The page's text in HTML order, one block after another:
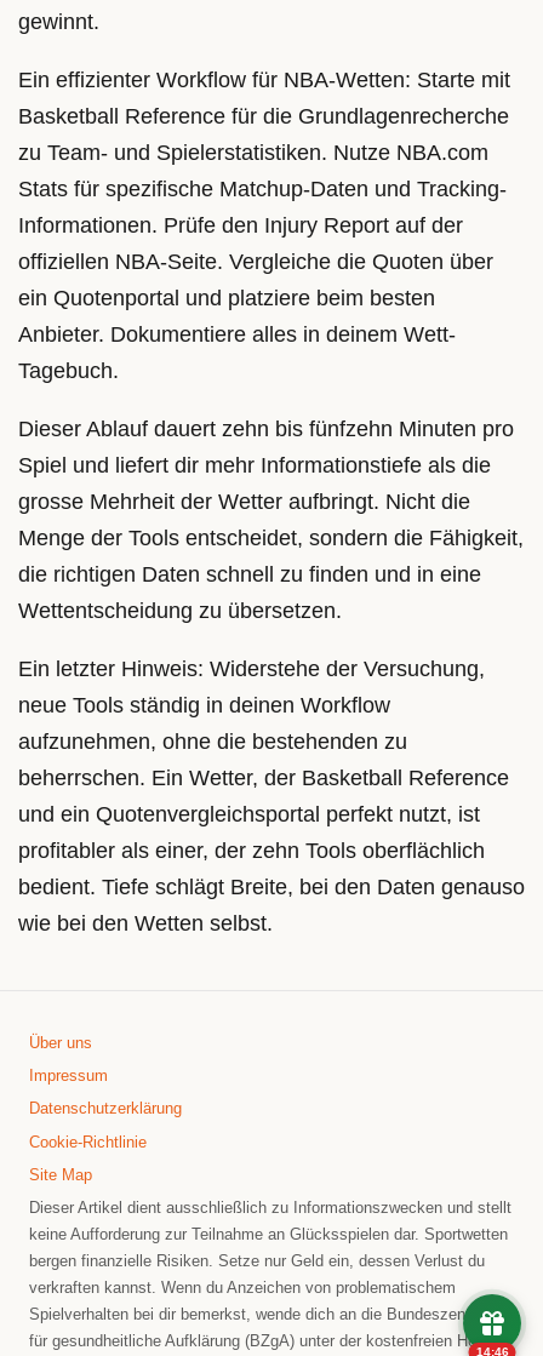
gewinnt.
Ein effizienter Workflow für NBA-Wetten: Starte mit
Basketball Reference für die Grundlagenrecherche
zu Team- und Spielerstatistiken. Nutze NBA.com
Stats für spezifische Matchup-Daten und Tracking-
Informationen. Prüfe den Injury Report auf der
offiziellen NBA-Seite. Vergleiche die Quoten über
ein Quotenportal und platziere beim besten
Anbieter. Dokumentiere alles in deinem Wett-
Tagebuch.
Dieser Ablauf dauert zehn bis fünfzehn Minuten pro
Spiel und liefert dir mehr Informationstiefe als die
grosse Mehrheit der Wetter aufbringt. Nicht die
Menge der Tools entscheidet, sondern die Fähigkeit,
die richtigen Daten schnell zu finden und in eine
Wettentscheidung zu übersetzen.
Ein letzter Hinweis: Widerstehe der Versuchung,
neue Tools ständig in deinen Workflow
aufzunehmen, ohne die bestehenden zu
beherrschen. Ein Wetter, der Basketball Reference
und ein Quotenvergleichsportal perfekt nutzt, ist
profitabler als einer, der zehn Tools oberflächlich
bedient. Tiefe schlägt Breite, bei den Daten genauso
wie bei den Wetten selbst.
Über uns
Impressum
Datenschutzerklärung
Cookie-Richtlinie
Site Map
Dieser Artikel dient ausschließlich zu Informationszwecken und stellt
keine Aufforderung zur Teilnahme an Glücksspielen dar. Sportwetten
bergen finanzielle Risiken. Setze nur Geld ein, dessen Verlust du
verkraften kannst. Wenn du Anzeichen von problematischem
Spielverhalten bei dir bemerkst, wende dich an die Bundeszentrale
für gesundheitliche Aufklärung (BZgA) unter der kostenfreien Hotline
14:45